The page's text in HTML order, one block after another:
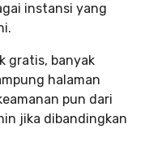
instansi yang
gratis, banyak
halaman
pun dari
jika dibandingkan